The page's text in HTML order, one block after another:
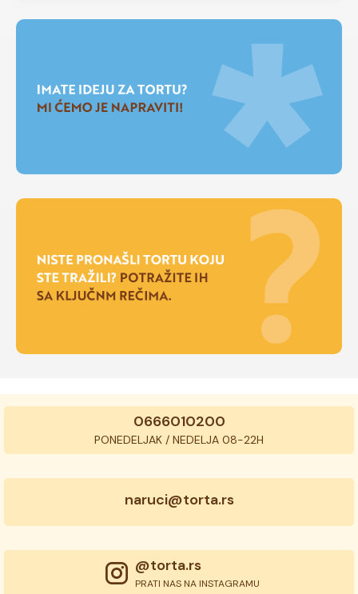
0666010200
PONEDELJAK / NEDELJA 08-22H
naruci@torta.rs
@torta.rs
PRATI NAS NA INSTAGRAMU